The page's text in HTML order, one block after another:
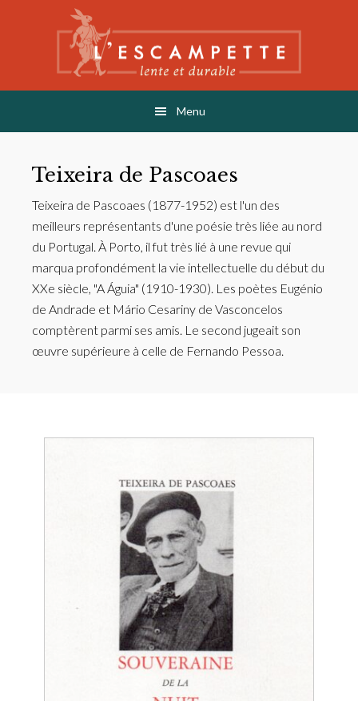
L'ESCAMPETTE
éditions lentes & durables
Menu
Teixeira de Pascoaes
Teixeira de Pascoaes (1877-1952) est l'un des
meilleurs représentants d'une poésie très liée au nord
du Portugal. À Porto, il fut très lié à une revue qui
marqua profondément la vie intellectuelle du début du
XXe siècle, "A Águia" (1910-1930). Les poètes Eugénio
de Andrade et Mário Cesariny de Vasconcelos
comptèrent parmi ses amis. Le second jugeait son
œuvre supérieure à celle de Fernando Pessoa.